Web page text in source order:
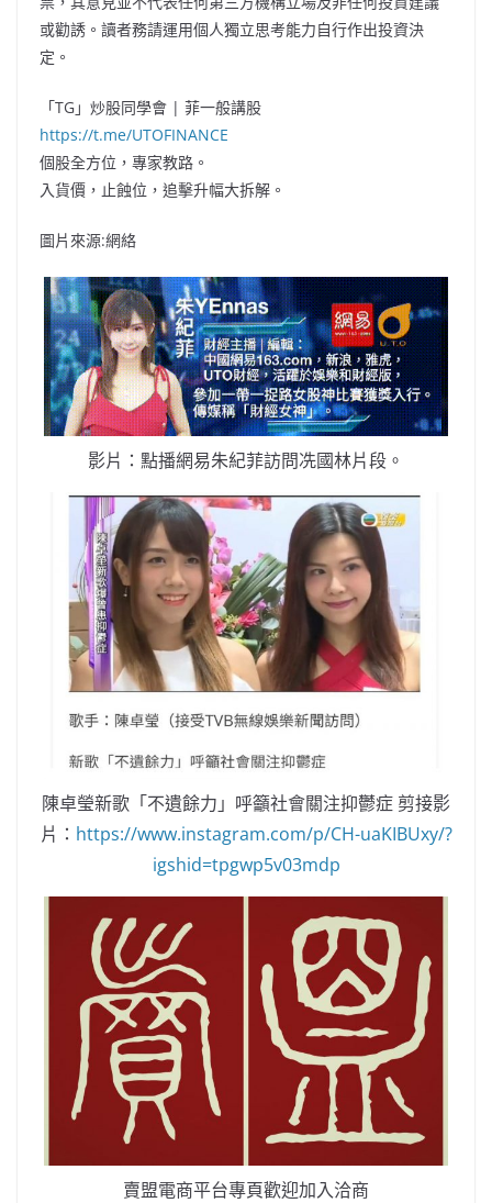
或勸誘。讀者務請運用個人獨立思考能力自行作出投資決
定。
「TG」炒股同學會 | 菲一般講股
https://t.me/UTOFINANCE
個股全方位，專家教路。
入貨價，止蝕位，追擊升幅大拆解。
圖片來源:網絡
影片：點播網易朱紀菲訪問冼國林片段。
陳卓瑩新歌「不遺餘力」呼籲社會關注抑鬱症 剪接影
片： https://www.instagram.com/p/CH-uaKIBUxy/?
igshid=tpgwp5v03mdp
賣盟電商平台專頁歡迎加入洽商